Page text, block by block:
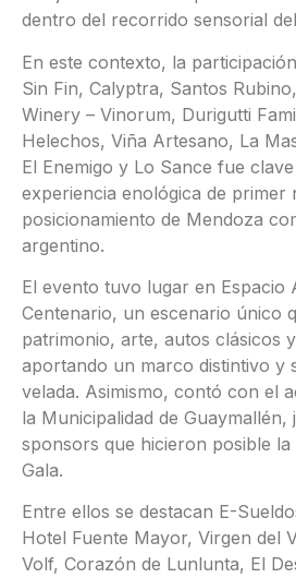
dentro del recorrido sensorial
En este contexto, la
Sin Fin, Calyptra, Santos
Winery – Vinorum, Durigutti
Helechos, Viña Artesano, La
El Enemigo y Lo Sance fue
experiencia enológica de primer
posicionamiento de Mendoza
argentino.
El evento tuvo lugar en Espacio
Centenario, un escenario único
patrimonio, arte, autos clásicos
aportando un marco distintivo y
velada. Asimismo, contó con el
la Municipalidad de
sponsors que hicieron posible la
Gala.
Entre ellos se destacan E-
Hotel Fuente Mayor, Virgen del
Volf, Corazón de Lunlunta, El